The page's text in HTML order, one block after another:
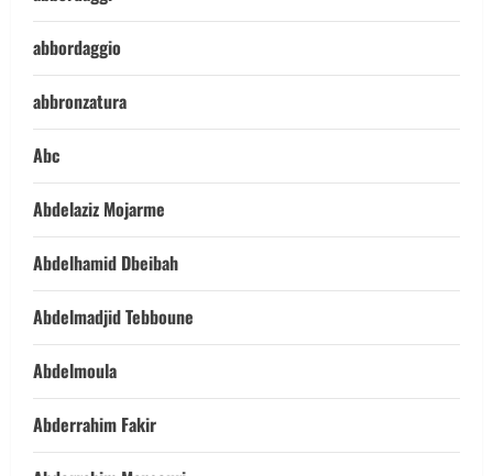
abbordaggio
abbronzatura
Abc
Abdelaziz Mojarme
Abdelhamid Dbeibah
Abdelmadjid Tebboune
Abdelmoula
Abderrahim Fakir